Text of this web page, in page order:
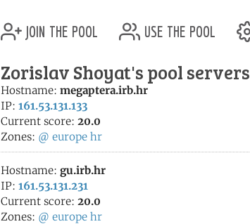
join the pool use the pool
Zorislav Shoyat's pool servers
Hostname: megaptera.irb.hr
IP: 161.53.131.133
Current score: 20.0
Zones: @ europe hr
Hostname: gu.irb.hr
IP: 161.53.131.231
Current score: 20.0
Zones: @ europe hr